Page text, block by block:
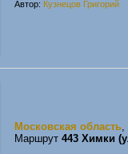
Автор: Кузнецов Григорий
Московская область,
Маршрут 443 Химки